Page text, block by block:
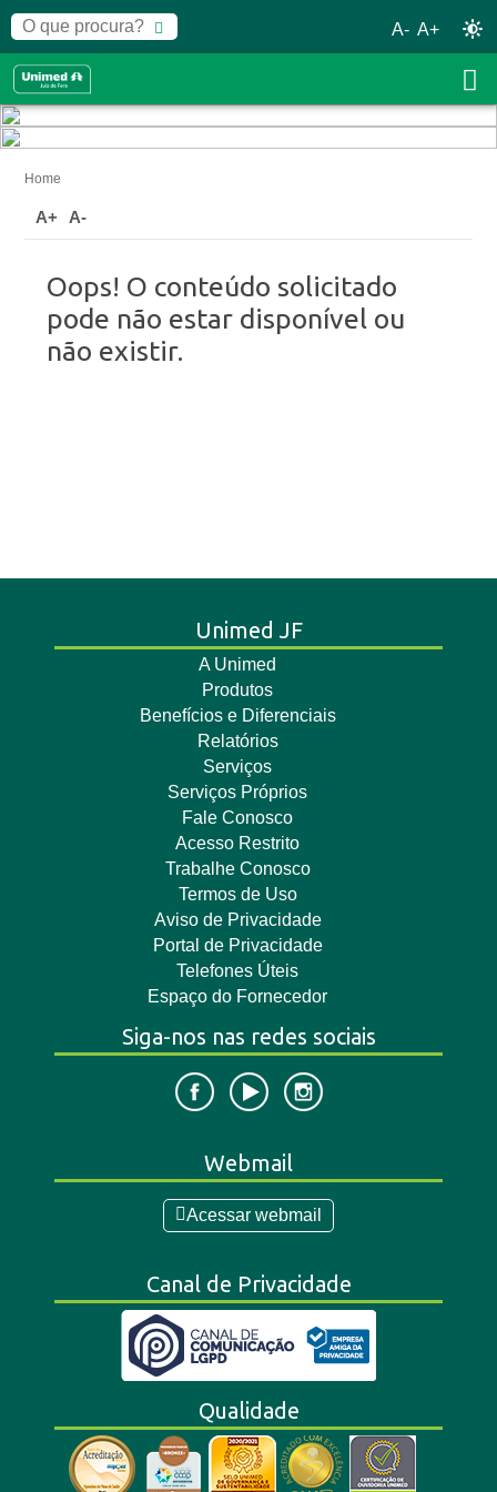
A- A+
Home
A+ A-
Oops! O conteúdo solicitado
pode não estar disponível ou
não existir.
Unimed JF
A Unimed
Produtos
Benefícios e Diferenciais
Relatórios
Serviços
Serviços Próprios
Fale Conosco
Acesso Restrito
Trabalhe Conosco
Termos de Uso
Aviso de Privacidade
Portal de Privacidade
Telefones Úteis
Espaço do Fornecedor
Siga-nos nas redes sociais
Webmail
Acessar webmail
Canal de Privacidade
Qualidade